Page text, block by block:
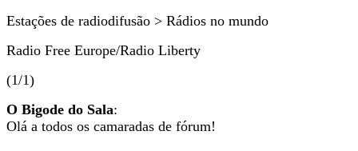
Estações de radiodifusão > Rádios no mundo
Radio Free Europe/Radio Liberty
(1/1)
O Bigode do Sala:
Olá a todos os camaradas de fórum!